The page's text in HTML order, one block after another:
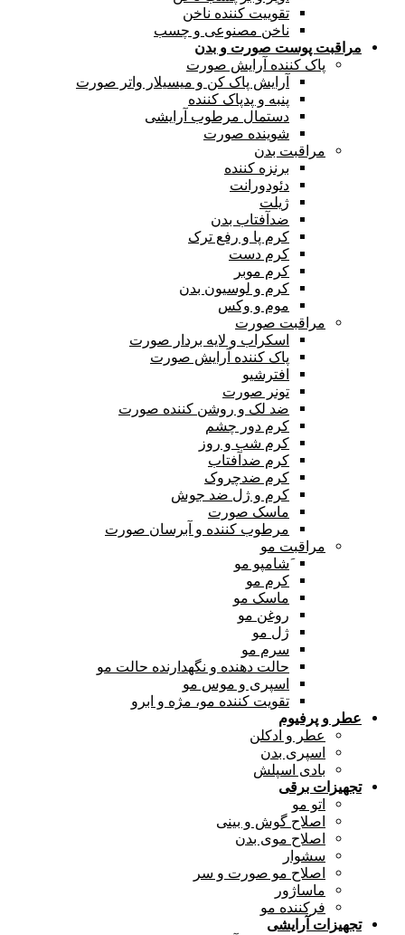
تقوییت کننده ناخن
ناخن مصنوعی و چسب
مراقبت پوست صورت و بدن
پاک کننده آرایش صورت
آرایش پاک کن و میسیلار واتر صورت
پنبه و پدپاک کننده
دستمال مرطوب آرایشی
شوینده صورت
مراقبت بدن
برنزه کننده
دئودورانت
ژیلت
ضدآفتاب بدن
کرم پا و رفع ترک
کرم دست
کرم موبر
کرم و لوسیون بدن
موم و وکس
مراقبت صورت
اسکراب و لایه بردار صورت
پاک کننده آرایش صورت
افترشیو
تونر صورت
ضد لک و روشن کننده صورت
کرم دور چشم
کرم شب و روز
کرم ضدآفتاب
کرم ضدچروک
کرم و ژل ضد جوش
ماسک صورت
مرطوب کننده و آبرسان صورت
مراقبت مو
َشامپو مو
کرم مو
ماسک مو
روغن مو
ژل مو
سرم مو
حالت دهنده و نگهدارنده حالت مو
اسپری و موس مو
تقویت کننده مو، مژه و ابرو
عطر و پرفیوم
عطر و ادکلن
اسپری بدن
بادی اسپلش
تجهیزات برقی
اتو مو
اصلاح گوش و بینی
اصلاح موی بدن
سشوار
اصلاح مو صورت و سر
ماساژور
فرکننده مو
تجهیزات آرایشی